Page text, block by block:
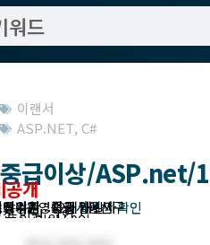
이랜서
ASP.NET, C#
급이상/ASP.net/
공개
방식 : 이랜서에서 확인
기한 : 이랜서에서 확인
기간 : 12개월
위치 : 서울 | 용산구
: 운영중
수준 : 중급 개발자
인원 : 1인
투입 인원 : 0인